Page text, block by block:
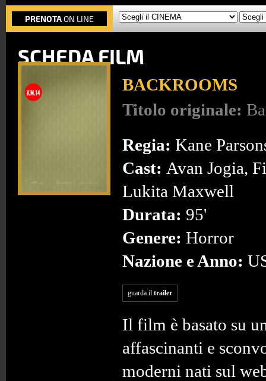
PRENOTAON LINE
SCHEDA FILM
BACKROOMS
Titolo originale:
Regia: Kane
Cast: Avan Jogia,
Lukita Maxwell
Durata: 95'
Genere: Horror
Nazione e Anno:
guarda il trailer
Il film è basato su
affascinanti e
moderni nati sul